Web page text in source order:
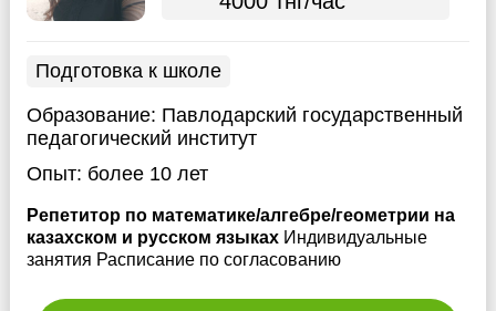
Подготовка к школе
Образование: Павлодарский государственный
педагогический институт
Опыт: более 10 лет
Репетитор по математике/алгебре/геометрии на
казахском и русском языках Индивидуальные
занятия Расписание по согласованию